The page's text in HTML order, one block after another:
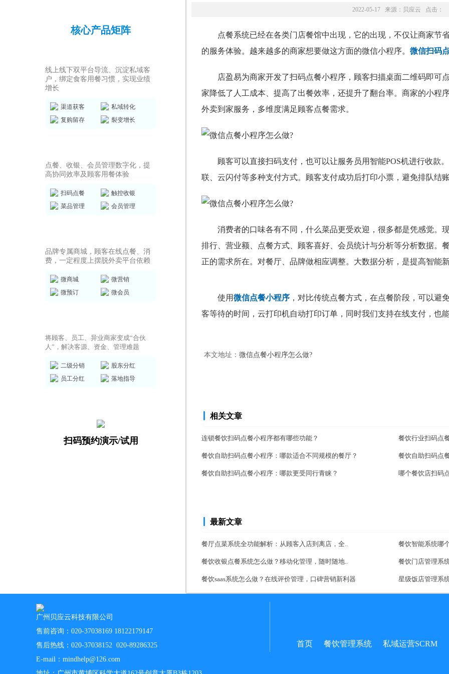
核心产品矩阵
线上线下双平台导流、沉淀私域客
户，绑定食客用餐习惯，实现业绩
增长
渠道获客
私域转化
复购留存
裂变增长
点餐、收银、会员管理数字化，提
高协同效率及顾客用餐体验
扫码点餐
触控收银
菜品管理
会员管理
品牌专属商城，顾客在线点餐、消
费，一定程度上摆脱外卖平台依赖
微商城
微营销
微预订
微会员
将顾客、员工、异业商家变成“合伙
人”，解决客源、资金、管理难题
二级分销
股东分红
员工分红
落地指导
扫码预约演示/试用
2022-05-17 来源： 贝应云 点击：
点餐系统已经在各类门店餐馆中出现，它的出现，不仅让商家节
的服务体验。越来越多的商家想要做这方面的微信小程序。 微信扫码
店盈易为商家开发了扫码点餐小程序，顾客扫描桌面二维码即可
家降低了人工成本、提高了出餐效率，还提升了翻台率。商家的小程
外卖到家服务，多维度满足顾客点餐需求。
顾客可以直接扫码支付，也可以让服务员用智能POS机进行收款
联、云闪付等多种支付方式。顾客支付成功后打印小票，避免排队结
消费者的口味各有不同，什么菜品更受欢迎，很多都是凭感觉。
排行、营业额、点餐方式、顾客喜好、会员统计与分析等分析数据。
正的需求所在。对餐厅、品牌做相应调整。大数据分析，是提高智能
使用微信点餐小程序 ，对比传统点餐方式，在点餐阶段，可以避
客等待的时间，云打印机自动打印订单，同时我们支持在线支付，也
本文地址： 微信点餐小程序怎么做?
相关文章
连锁餐饮扫码点餐小程序都有哪些功能？ 餐饮行业扫码点
餐饮自助扫码点餐小程序：哪款适合不同规模的餐厅？ 餐饮自助扫码点
餐饮自助扫码点餐小程序：哪款更受同行青睐？ 哪个餐饮店扫码
最新文章
餐厅点菜系统全功能解析：从顾客入店到离店，全.. 餐饮智能系统哪
餐饮收银点餐系统怎么做？移动化管理，随时随地.. 餐饮门店管理系
餐饮saas系统怎么做？在线评价管理，口碑营销新利器 星级饭店管理系
广州贝应云科技有限公司
售前咨询：020-37038169 18122179147
售后热线：020-37038152 020-89286325
E-mail：mindhelp@126.com
首页 餐饮管理系统 私域运营SCRM